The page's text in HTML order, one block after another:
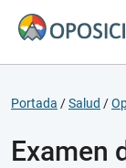
Portada /Salud /
Examen